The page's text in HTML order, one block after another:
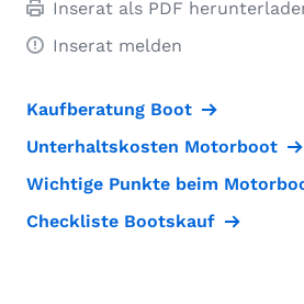
Inserat als PDF
Inserat melden
Kaufberatung Boot
Unterhaltskosten Motorboot
Wichtige Punkte beim
Checkliste Bootskauf